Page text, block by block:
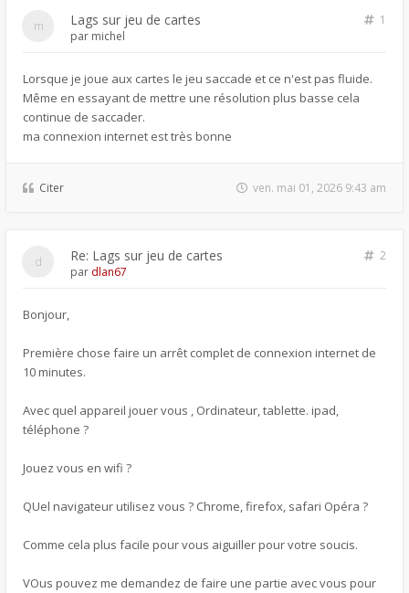
Lags sur jeu de cartes
1
par michel
Lorsque je joue aux cartes le jeu saccade et ce n'est pas fluide.
Même en essayant de mettre une résolution plus basse cela
continue de saccader.
ma connexion internet est très bonne
Citer ven. mai 01, 2026 9:43 am
Re: Lags sur jeu de cartes
2
par dlan67
Bonjour,
Première chose faire un arrêt complet de connexion internet de
10 minutes.
Avec quel appareil jouer vous , Ordinateur, tablette. ipad,
téléphone ?
Jouez vous en wifi ?
QUel navigateur utilisez vous ? Chrome, firefox, safari Opéra ?
Comme cela plus facile pour vous aiguiller pour votre soucis.
VOus pouvez me demandez de faire une partie avec vous pour